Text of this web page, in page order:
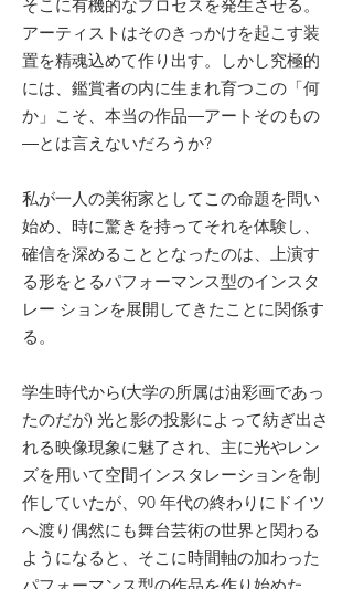
そこに有機的なプロセスを発生させる。
アーティストはそのきっかけを起こす装
置を精魂込めて作り出す。しかし究極的
には、鑑賞者の内に生まれ育つこの「何
か」こそ、本当の作品―アートそのもの
―とは言えないだろうか?
私が一人の美術家としてこの命題を問い
始め、時に驚きを持ってそれを体験し、
確信を深めることとなったのは、上演す
る形をとるパフォーマンス型のインスタ
レー ションを展開してきたことに関係す
る。
学生時代から(大学の所属は油彩画であっ
たのだが) 光と影の投影によって紡ぎ出さ
れる映像現象に魅了され、主に光やレン
ズを用いて空間インスタレーションを制
作していたが、90 年代の終わりにドイツ
へ渡り偶然にも舞台芸術の世界と関わる
ようになると、そこに時間軸の加わった